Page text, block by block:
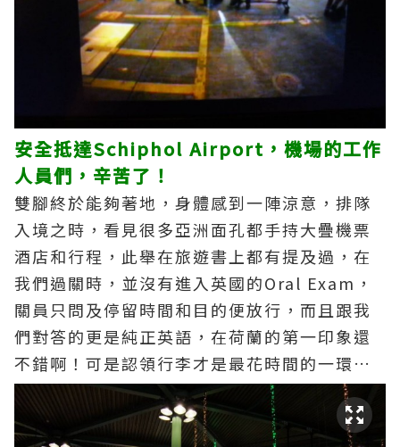
安全抵達Schiphol Airport，機場的工作
人員們，辛苦了！
雙腳終於能夠著地，身體感到一陣涼意，排隊
入境之時，看見很多亞洲面孔都手持大疊機票
酒店和行程，此舉在旅遊書上都有提及過，在
我們過關時，並沒有進入英國的Oral Exam，
關員只問及停留時間和目的便放行，而且跟我
們對答的更是純正英語，在荷蘭的第一印象還
不錯啊！可是認領行李才是最花時間的一環…